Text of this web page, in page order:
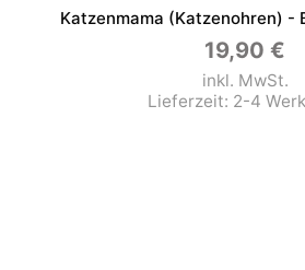
Katzenmama (Katzenohren) -
19,90 €
inkl. MwSt.
Lieferzeit: 2-4